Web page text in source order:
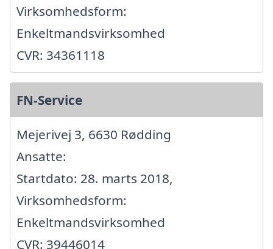
Virksomhedsform:
Enkeltmandsvirksomhed
CVR: 34361118
FN-Service
Mejerivej 3, 6630 Rødding
Ansatte:
Startdato: 28. marts 2018,
Virksomhedsform:
Enkeltmandsvirksomhed
CVR: 39446014